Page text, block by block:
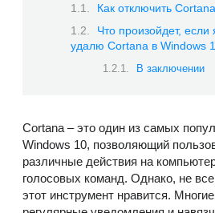
Как отключить
Что произойдет, если
удалю Cortana в Windows
В заключении
Cortana – это один из самых
Windows 10, позволяющий
различные действия на
голосовых команд. Однако, не
этот инструмент нравится.